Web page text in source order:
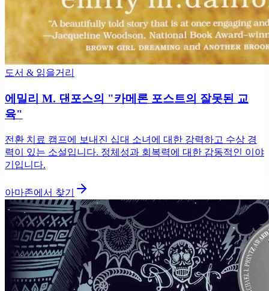
도서 & 읽을거리
에밀리 M. 댄포스의 "카메론 포스트의 잘못된 교
육"
전환 치료 캠프에 보내진 십대 소녀에 대한 강력하고 수상 경
력이 있는 소설입니다. 정체성과 회복력에 대한 감동적인 이야
기입니다.
아마존에서 찾기